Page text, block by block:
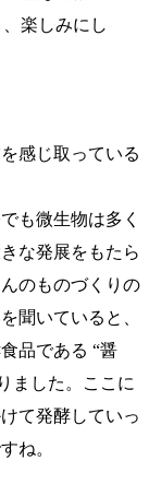
楽しみにし
感じ取っている
も微生物は多く
な発展をもたら
のものづくりの
聞いていると、
品である “醤
ました。ここに
て発酵していっ
ね。